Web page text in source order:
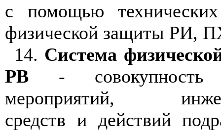
с помощью
физической защиты РИ,
14. Система
РВ - совокупность
мероприятий,
средств и действий